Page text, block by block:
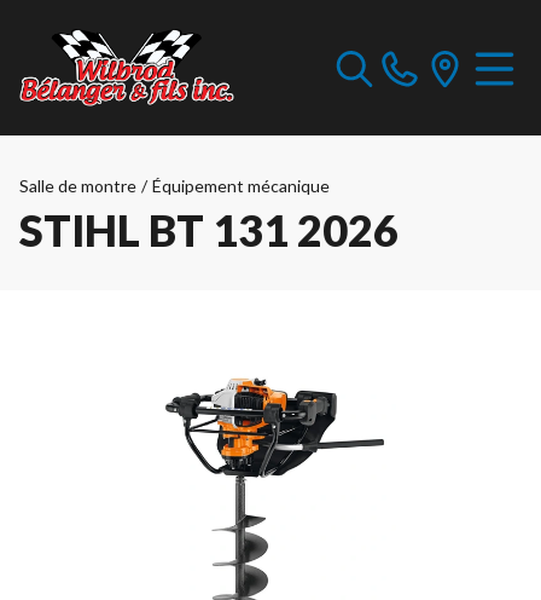
Salle de montre / Équipement mécanique
STIHL BT 131 2026